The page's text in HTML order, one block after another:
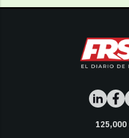
125,000